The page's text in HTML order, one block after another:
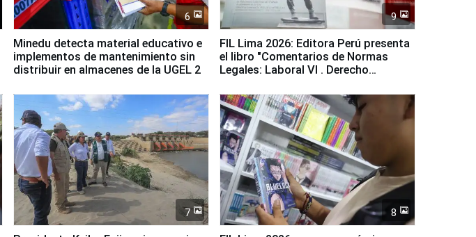
6
Minedu detecta material educativo e
implementos de mantenimiento sin
distribuir en almacenes de la UGEL 2
9
FIL Lima 2026: Editora Perú presenta
el libro "Comentarios de Normas
Legales: Laboral Vl . Derecho
7 8